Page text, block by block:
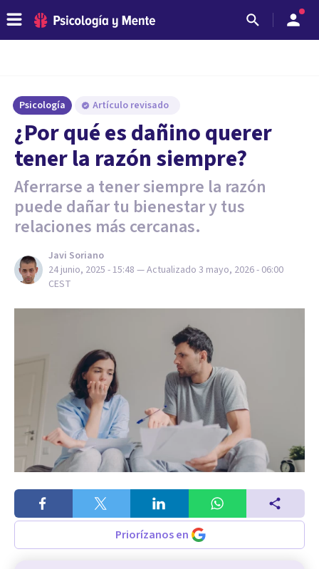
Psicología Artículo revisado
¿Por qué es dañino querer
tener la razón siempre?
Aferrarse a tener siempre la razón
puede dañar tu bienestar y tus
relaciones más cercanas.
Javi Soriano
24 junio, 2025 - 15:48 — Actualizado 3 mayo, 2026 - 06:00
CEST
Priorízanos en